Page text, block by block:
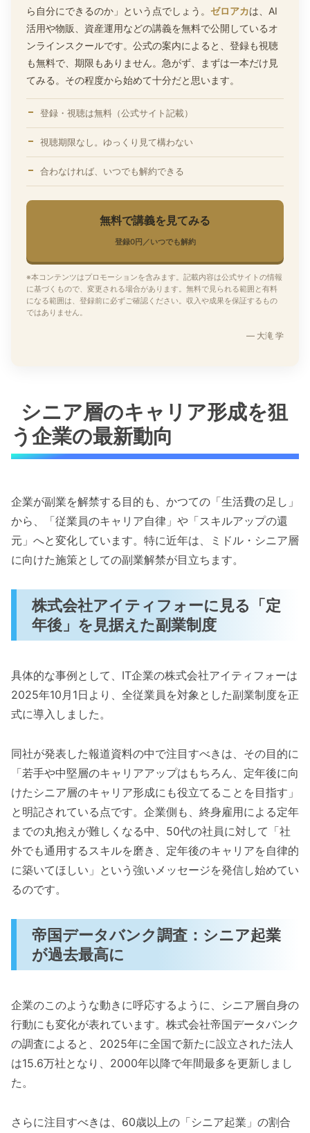
ら自分にできるのか」という点でしょう。 ゼロアカは、AI
活用や物販、資産運用などの講義を無料で公開しているオ
ンラインスクールです。公式の案内によると、登録も視聴
も無料で、期限もありません。急がず、まずは一本だけ見
てみる。その程度から始めて十分だと思います。
登録・視聴は無料（公式サイト記載）
視聴期限なし。ゆっくり見て構わない
合わなければ、いつでも解約できる
無料で講義を見てみる
登録0円／いつでも解約
※本コンテンツはプロモーションを含みます。記載内容は公式サイトの情報
に基づくもので、変更される場合があります。無料で見られる範囲と有料
になる範囲は、登録前に必ずご確認ください。収入や成果を保証するもの
ではありません。
— 大滝 学
シニア層のキャリア形成を狙
う企業の最新動向
企業が副業を解禁する目的も、かつての「生活費の足し」
から、「従業員のキャリア自律」や「スキルアップの還
元」へと変化しています。特に近年は、ミドル・シニア層
に向けた施策としての副業解禁が目立ちます。
株式会社アイティフォーに見る「定
年後」を見据えた副業制度
具体的な事例として、IT企業の株式会社アイティフォーは
2025年10月1日より、全従業員を対象とした副業制度を正
式に導入しました。
同社が発表した報道資料の中で注目すべきは、その目的に
「若手や中堅層のキャリアアップはもちろん、定年後に向
けたシニア層のキャリア形成にも役立てることを目指す」
と明記されている点です。企業側も、終身雇用による定年
までの丸抱えが難しくなる中、50代の社員に対して「社
外でも通用するスキルを磨き、定年後のキャリアを自律的
に築いてほしい」という強いメッセージを発信し始めてい
るのです。
帝国データバンク調査：シニア起業
が過去最高に
企業のこのような動きに呼応するように、シニア層自身の
行動にも変化が表れています。株式会社帝国データバンク
の調査によると、2025年に全国で新たに設立された法人
は15.6万社となり、2000年以降で年間最多を更新しまし
た。
さらに注目すべきは、60歳以上の「シニア起業」の割合